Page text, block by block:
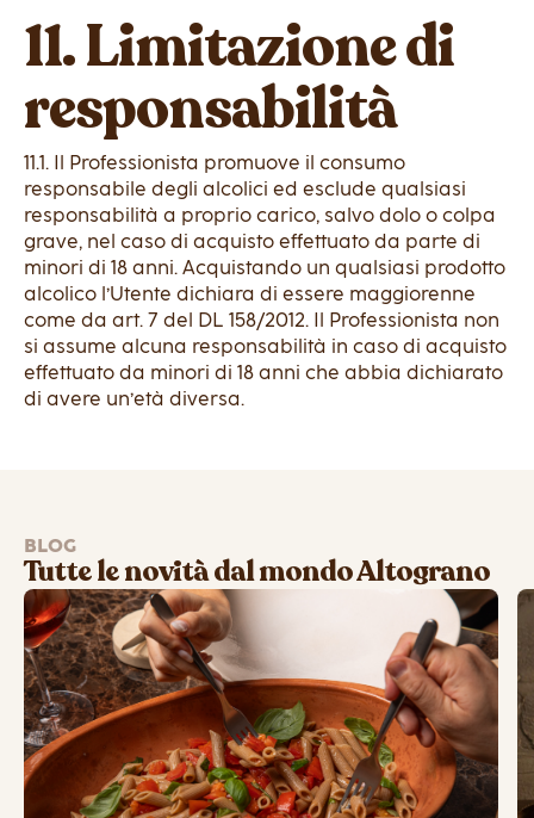
11. Limitazione di
responsabilità
11.1. Il Professionista promuove il consumo
responsabile degli alcolici ed esclude qualsiasi
responsabilità a proprio carico, salvo dolo o colpa
grave, nel caso di acquisto effettuato da parte di
minori di 18 anni. Acquistando un qualsiasi prodotto
alcolico l’Utente dichiara di essere maggiorenne
come da art. 7 del DL 158/2012. Il Professionista non
si assume alcuna responsabilità in caso di acquisto
effettuato da minori di 18 anni che abbia dichiarato
di avere un’età diversa.
BLOG
Tutte le novità dal mondo Altograno